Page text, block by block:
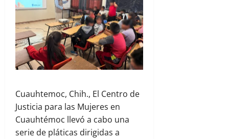
Cuauhtemoc, Chih., El Centro de
Justicia para las Mujeres en
Cuauhtémoc llevó a cabo una
serie de pláticas dirigidas a